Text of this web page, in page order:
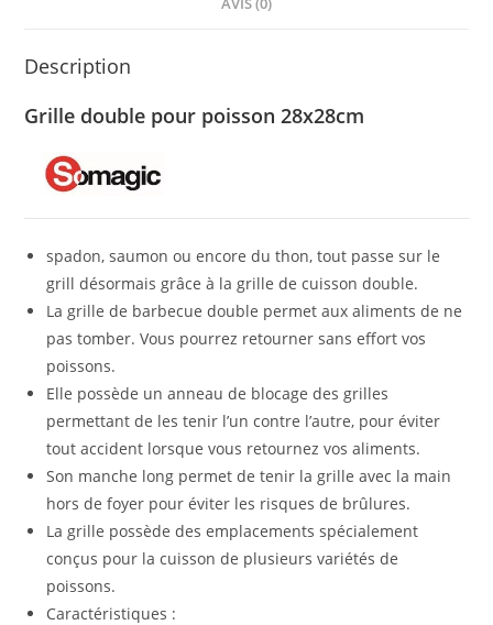
Description
Grille double pour poisson 28x28cm
spadon, saumon ou encore du thon, tout passe sur le
grill désormais grâce à la grille de cuisson double.
La grille de barbecue double permet aux aliments de ne
pas tomber. Vous pourrez retourner sans effort vos
poissons.
Elle possède un anneau de blocage des grilles
permettant de les tenir l’un contre l’autre, pour éviter
tout accident lorsque vous retournez vos aliments.
Son manche long permet de tenir la grille avec la main
hors de foyer pour éviter les risques de brûlures.
La grille possède des emplacements spécialement
conçus pour la cuisson de plusieurs variétés de
poissons.
Caractéristiques :